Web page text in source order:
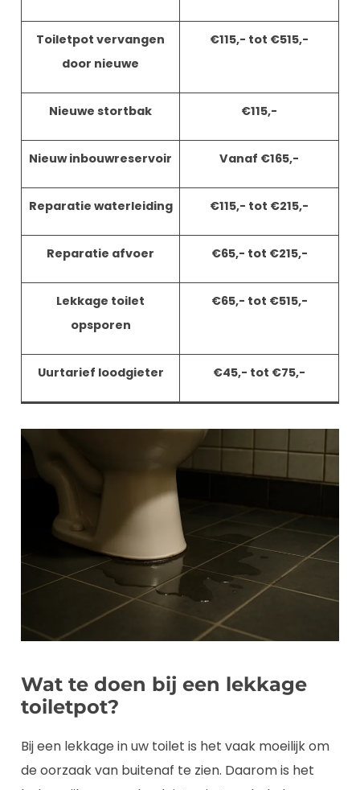
Toiletpot vervangen
door nieuwe
€115,- tot €515,-
Nieuwe stortbak €115,-
Nieuw inbouwreservoir Vanaf €165,-
Reparatie waterleiding €115,- tot €215,-
Reparatie afvoer €65,- tot €215,-
Lekkage toilet
opsporen
€65,- tot €515,-
Uurtarief loodgieter €45,- tot €75,-
Wat te doen bij een lekkage
toiletpot?
Bij een lekkage in uw toilet is het vaak moeilijk om
de oorzaak van buitenaf te zien. Daarom is het